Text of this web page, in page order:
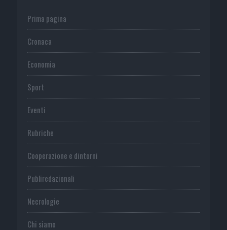
Prima pagina
Cronaca
Economia
Sport
Eventi
Rubriche
Cooperazione e dintorni
Publiredazionali
Necrologie
Chi siamo